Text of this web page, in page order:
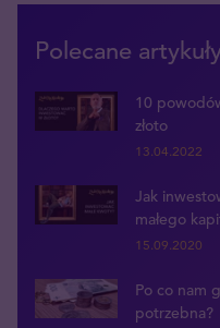
Polecane
10
złoto
13.04.2022
Jak
małego
15.09.2020
Po co nam
potrzebna?